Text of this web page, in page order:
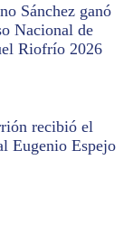
Sánchez ganó
Nacional de
Riofrío 2026
recibió el
Eugenio Espejo